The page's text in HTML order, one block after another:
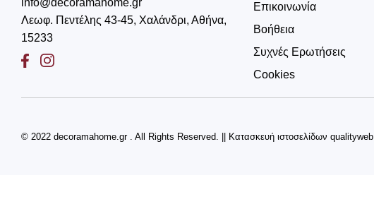
Λεωφ. Πεντέλης 43-45, Χαλάνδρι, Αθήνα,
15233
FacebookInstagram
Επικοινωνία
Βοήθεια
Συχνές Ερωτήσεις
Cookies
© 2022 decoramahome.gr . All Rights Reserved. Κατασκευή ιστοσελίδων qualityweb